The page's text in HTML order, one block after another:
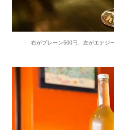
右がプレーン500円、左がエナジ